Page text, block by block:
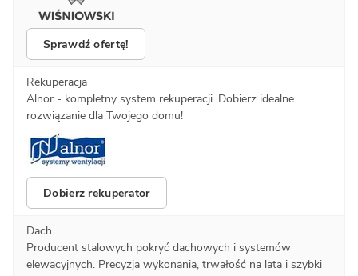
Sprawdź ofertę!
Rekuperacja
Alnor - kompletny system rekuperacji. Dobierz idealne
rozwiązanie dla Twojego domu!
Dobierz rekuperator
Dach
Producent stalowych pokryć dachowych i systemów
elewacyjnych. Precyzja wykonania, trwałość na lata i szybki